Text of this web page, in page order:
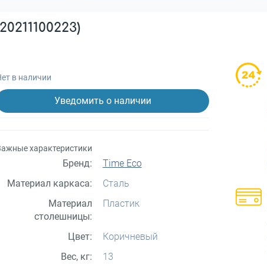
в наличии
Уведомить о наличии
характеристики
Бренд:
Time Eco
Материал каркаса:
Сталь
Материал
столешницы:
Пластик
Цвет:
Коричневый
Вес, кг:
13